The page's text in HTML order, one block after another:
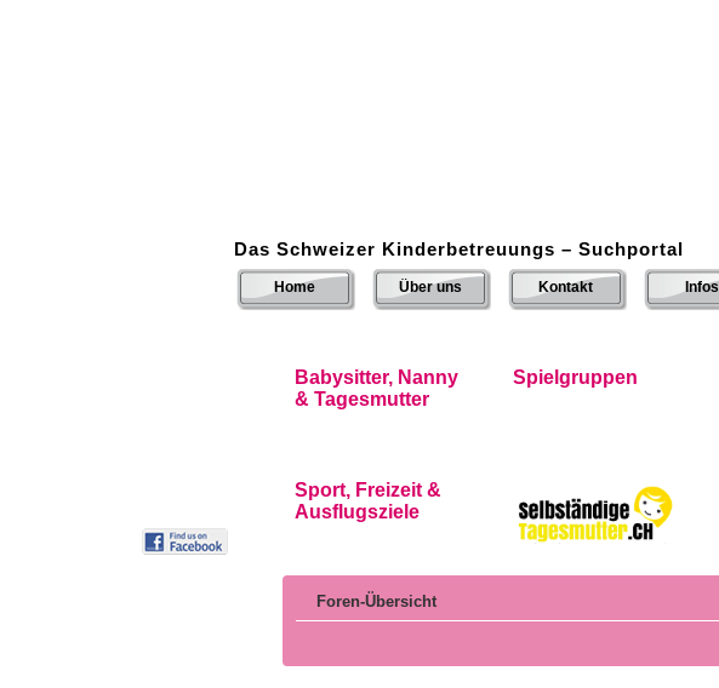
Das Schweizer Kinderbetreuungs – Suchportal
Home Über uns Kontakt Infos
Babysitter, Nanny
& Tagesmutter
Spielgruppen
Sport, Freizeit &
Ausflugsziele
Foren-Übersicht